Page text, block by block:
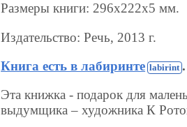
Размеры книги: 296x222x5 мм.
Издательство: Речь, 2013 г.
Книга есть в лабиринте
.
Эта книжка - подарок для
выдумщика – художника К